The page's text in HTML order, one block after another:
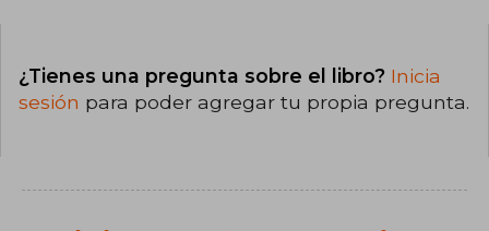
¿Tienes una pregunta sobre el libro? Inicia
sesión para poder agregar tu propia pregunta.